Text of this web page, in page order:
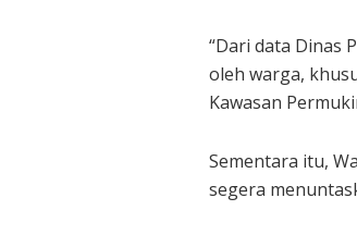
“Dari data Dinas
oleh warga,
Kawasan
Sementara itu,
segera